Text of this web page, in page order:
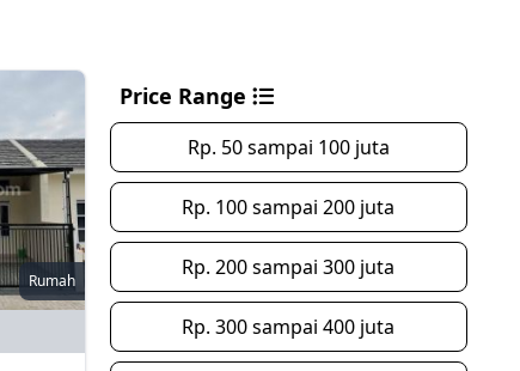
Rumah
Price Range
Rp. 50 sampai 100 juta
Rp. 100 sampai 200 juta
Rp. 200 sampai 300 juta
Rp. 300 sampai 400 juta